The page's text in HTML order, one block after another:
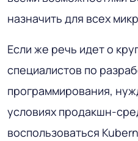
назначить для всех
Если же речь идет о
специалистов по
программирования,
условиях продакшн-
воспользоваться